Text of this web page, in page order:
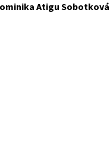
Atigu Sobotková